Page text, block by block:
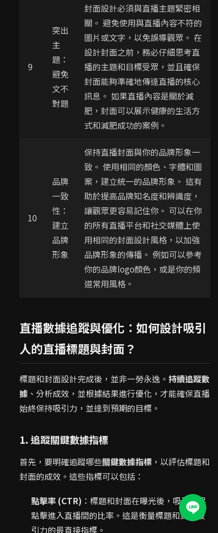
9
突出
主
題：
避免
文不
對題
封面設計必須與直播主題緊密相
關。 避免使用與直播內容不符的
圖片或文字，以免誤導觀眾。 在
設計封面之前，務必仔細思考直
播的主題和目標受眾，並且確保
封面能夠準確地傳達直播的核心
訊息。 如果直播內容是關於減
肥，封面可以展示健康的生活方
式和減肥成功的案例。
10
品牌
一致
性：
建立
品牌
形象
保持直播封面與你的品牌形象一
致。 使用相同的顏色、字體和圖
案，建立統一的品牌形象。 這有
助於提高品牌知名度和辨識度，
讓觀眾更容易記住你。 可以在你
的所有直播平台和社交媒體上使
用相同的封面設計風格，以加強
品牌形象的傳播。 例如可以參考
你的品牌logo顏色，或是你的頻
道常用風格。
直播數據追蹤與優化：如何設計吸引
人的直播標題與封面？
標題和封面設計完成後，並非一勞永逸。 持續追蹤數
據 、分析成效，並根據結果進行優化，才能確保直播
始終保持吸引力，並達到預期的目標。
1. 追蹤關鍵數據指標
首先，要明確追蹤哪些關鍵數據指標 ，以評估標題和
封面的成效。這些指標可以包括：
點擊率 (CTR) ：標題和封面在曝光後，吸引觀眾
點擊進入直播間的比率。這是衡量標題和封面吸
引力的最直接指標。